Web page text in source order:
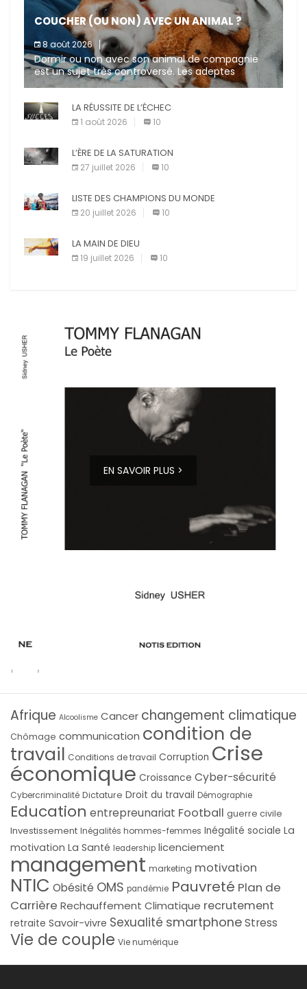
COUCHER (OU NON) AVEC UN ANIMAL ?
8 août 2026
Dormir ou non avec son animal de compagnie
est un sujet très controversé. Les adeptes
affirment que la présence de leur compagnon à
LA RÉUSSITE DE L’ÉCHEC
1 août 2026 10
L’ÈRE DE LA SATURATION
27 juillet 2026 10
LISTE DES CHAMPIONS DU MONDE
20 juillet 2026 10
LA MAIN DE DIEU
19 juillet 2026 10
EN SAVOIR PLUS >
Afrique Alcoolisme Cancer changement climatique
Chômage communication condition de
travail Conditions de travail Corruption Crise
économique Croissance Cyber-sécurité
Cybercriminalité Dictature Droit du travail Démographie
Education entrepreunariat Football guerre civile
Investissement Inégalités hommes-femmes Inégalité sociale La
motivation La Santé leadership licenciement
management marketing motivation
NTIC Obésité OMS pandémie Pauvreté Plan de
Carrière Rechauffement Climatique recrutement
retraite Savoir-vivre Sexualité smartphoneStress
Vie de couple Vie numérique